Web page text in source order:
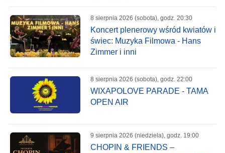
8 sierpnia 2026 (sobota), godz. 20:30
Koncert plenerowy wśród kwiatów i
świec: Muzyka Filmowa - Hans
Zimmer i inni
8 sierpnia 2026 (sobota), godz. 22:00
WIXAPOLOVE PARADE - TAMA
OPEN AIR
9 sierpnia 2026 (niedziela), godz. 19:00
CHOPIN & FRIENDS –